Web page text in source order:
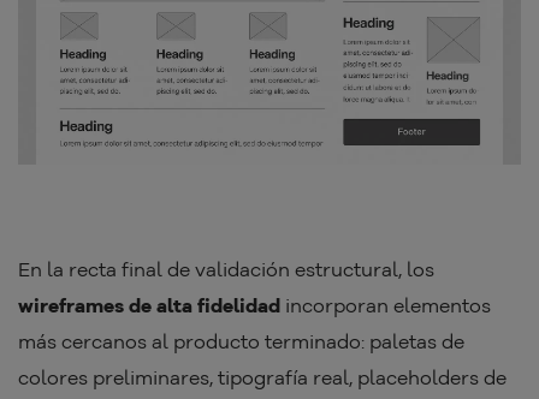
En la recta final de validación estructural, los
wireframes de alta fidelidad incorporan elementos
más cercanos al producto terminado: paletas de
colores preliminares, tipografía real, placeholders de